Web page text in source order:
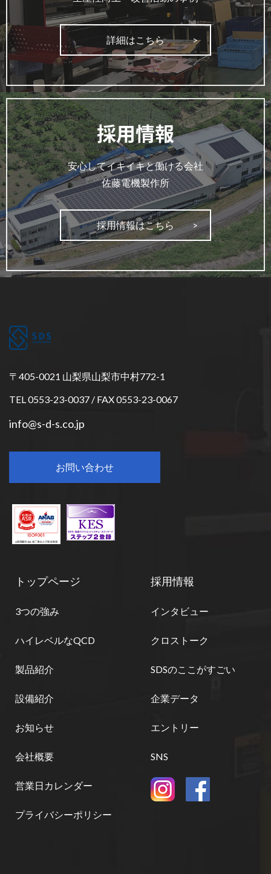
詳細はこちら
採用情報
安心してイキイキと働ける会社
佐藤電機製作所
採用情報はこちら
〒405-0021 山梨県山梨市中村772-1
TEL 0553-23-0037 / FAX 0553-23-0067
info@s-d-s.co.jp
お問い合わせ
トップページ
3つの強み
ハイレベルなQCD
製品紹介
設備紹介
お知らせ
会社概要
営業日カレンダー
プライバシーポリシー
採用情報
インタビュー
クロストーク
SDSのここがすごい
企業データ
エントリー
SNS